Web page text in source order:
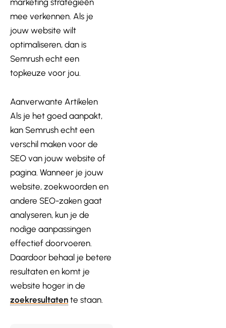
mee verkennen. Als je
jouw website wilt
optimaliseren, dan is
Semrush echt een
topkeuze voor jou.
Aanverwante Artikelen
Als je het goed aanpakt,
kan Semrush echt een
verschil maken voor de
SEO van jouw website of
pagina. Wanneer je jouw
website, zoekwoorden en
andere SEO-zaken gaat
analyseren, kun je de
nodige aanpassingen
effectief doorvoeren.
Daardoor behaal je betere
resultaten en komt je
website hoger in de
zoekresultaten te staan.